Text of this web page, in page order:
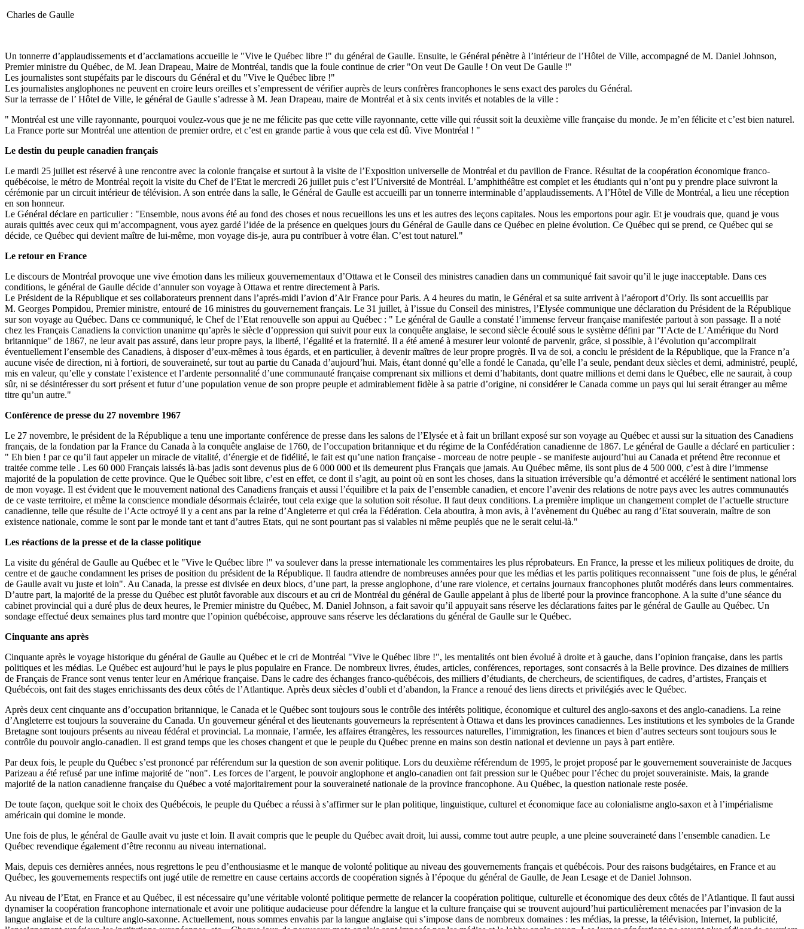
Charles de Gaulle
Un tonnerre d’applaudissements et d’acclamations accueille le "Vive le Québec libre !" du général de Gaulle. Ensuite, le Général pénètre à l’intérieur de l’Hôtel de Ville, accompagné de M. Daniel Johnson,
Premier ministre du Québec, de M. Jean Drapeau, Maire de Montréal, tandis que la foule continue de crier "On veut De Gaulle ! On veut De Gaulle !"
Les journalistes sont stupéfaits par le discours du Général et du "Vive le Québec libre !"
Les journalistes anglophones ne peuvent en croire leurs oreilles et s’empressent de vérifier auprès de leurs confrères francophones le sens exact des paroles du Général.
Sur la terrasse de l’ Hôtel de Ville, le général de Gaulle s’adresse à M. Jean Drapeau, maire de Montréal et à six cents invités et notables de la ville :
" Montréal est une ville rayonnante, pourquoi voulez-vous que je ne me félicite pas que cette ville rayonnante, cette ville qui réussit soit la deuxième ville française du monde. Je m’en félicite et c’est bien naturel.
La France porte sur Montréal une attention de premier ordre, et c’est en grande partie à vous que cela est dû. Vive Montréal ! "
Le destin du peuple canadien français
Le mardi 25 juillet est réservé à une rencontre avec la colonie française et surtout à la visite de l’Exposition universelle de Montréal et du pavillon de France. Résultat de la coopération économique franco-
québécoise, le métro de Montréal reçoit la visite du Chef de l’Etat le mercredi 26 juillet puis c’est l’Université de Montréal. L’amphithéâtre est complet et les étudiants qui n’ont pu y prendre place suivront la
cérémonie par un circuit intérieur de télévision. A son entrée dans la salle, le Général de Gaulle est accueilli par un tonnerre interminable d’applaudissements. A l’Hôtel de Ville de Montréal, a lieu une réception
en son honneur.
Le Général déclare en particulier : "Ensemble, nous avons été au fond des choses et nous recueillons les uns et les autres des leçons capitales. Nous les emportons pour agir. Et je voudrais que, quand je vous
aurais quittés avec ceux qui m’accompagnent, vous ayez gardé l’idée de la présence en quelques jours du Général de Gaulle dans ce Québec en pleine évolution. Ce Québec qui se prend, ce Québec qui se
décide, ce Québec qui devient maître de lui-même, mon voyage dis-je, aura pu contribuer à votre élan. C’est tout naturel."
Le retour en France
Le discours de Montréal provoque une vive émotion dans les milieux gouvernementaux d’Ottawa et le Conseil des ministres canadien dans un communiqué fait savoir qu’il le juge inacceptable. Dans ces
conditions, le général de Gaulle décide d’annuler son voyage à Ottawa et rentre directement à Paris.
Le Président de la République et ses collaborateurs prennent dans l’aprés-midi l’avion d’Air France pour Paris. A 4 heures du matin, le Général et sa suite arrivent à l’aéroport d’Orly. Ils sont accueillis par
M. Georges Pompidou, Premier ministre, entouré de 16 ministres du gouvernement français. Le 31 juillet, à l’issue du Conseil des ministres, l’Elysée communique une déclaration du Président de la République
sur son voyage au Québec. Dans ce communiqué, le Chef de l’Etat renouvelle son appui au Québec : " Le général de Gaulle a constaté l’immense ferveur française manifestée partout à son passage. Il a noté
chez les Français Canadiens la conviction unanime qu’après le siècle d’oppression qui suivit pour eux la conquête anglaise, le second siècle écoulé sous le système défini par "l’Acte de L’Amérique du Nord
britannique" de 1867, ne leur avait pas assuré, dans leur propre pays, la liberté, l’égalité et la fraternité. Il a été amené à mesurer leur volonté de parvenir, grâce, si possible, à l’évolution qu’accomplirait
éventuellement l’ensemble des Canadiens, à disposer d’eux-mêmes à tous égards, et en particulier, à devenir maîtres de leur propre progrès. Il va de soi, a conclu le président de la République, que la France n’a
aucune visée de direction, ni à fortiori, de souveraineté, sur tout au partie du Canada d’aujourd’hui. Mais, étant donné qu’elle a fondé le Canada, qu’elle l’a seule, pendant deux siècles et demi, administré, peuplé,
mis en valeur, qu’elle y constate l’existence et l’ardente personnalité d’une communauté française comprenant six millions et demi d’habitants, dont quatre millions et demi dans le Québec, elle ne saurait, à coup
sûr, ni se désintéresser du sort présent et futur d’une population venue de son propre peuple et admirablement fidèle à sa patrie d’origine, ni considérer le Canada comme un pays qui lui serait étranger au même
titre qu’un autre."
Conférence de presse du 27 novembre 1967
Le 27 novembre, le président de la République a tenu une importante conférence de presse dans les salons de l’Elysée et à fait un brillant exposé sur son voyage au Québec et aussi sur la situation des Canadiens
français, de la fondation par la France du Canada à la conquête anglaise de 1760, de l’occupation britannique et du régime de la Confédération canadienne de 1867. Le général de Gaulle a déclaré en particulier :
" Eh bien ! par ce qu’il faut appeler un miracle de vitalité, d’énergie et de fidélité, le fait est qu’une nation française - morceau de notre peuple - se manifeste aujourd’hui au Canada et prétend être reconnue et
traitée comme telle . Les 60 000 Français laissés là-bas jadis sont devenus plus de 6 000 000 et ils demeurent plus Français que jamais. Au Québec même, ils sont plus de 4 500 000, c’est à dire l’immense
majorité de la population de cette province. Que le Québec soit libre, c’est en effet, ce dont il s’agit, au point où en sont les choses, dans la situation irréversible qu’a démontré et accéléré le sentiment national lors
de mon voyage. Il est évident que le mouvement national des Canadiens français et aussi l’équilibre et la paix de l’ensemble canadien, et encore l’avenir des relations de notre pays avec les autres communautés
de ce vaste territoire, et même la conscience mondiale désormais éclairée, tout cela exige que la solution soit résolue. Il faut deux conditions. La première implique un changement complet de l’actuelle structure
canadienne, telle que résulte de l’Acte octroyé il y a cent ans par la reine d’Angleterre et qui créa la Fédération. Cela aboutira, à mon avis, à l’avènement du Québec au rang d’Etat souverain, maître de son
existence nationale, comme le sont par le monde tant et tant d’autres Etats, qui ne sont pourtant pas si valables ni même peuplés que ne le serait celui-là."
Les réactions de la presse et de la classe politique
La visite du général de Gaulle au Québec et le "Vive le Québec libre !" va soulever dans la presse internationale les commentaires les plus réprobateurs. En France, la presse et les milieux politiques de droite, du
centre et de gauche condamnent les prises de position du président de la République. Il faudra attendre de nombreuses années pour que les médias et les partis politiques reconnaissent "une fois de plus, le général
de Gaulle avait vu juste et loin". Au Canada, la presse est divisée en deux blocs, d’une part, la presse anglophone, d’une rare violence, et certains journaux francophones plutôt modérés dans leurs commentaires.
D’autre part, la majorité de la presse du Québec est plutôt favorable aux discours et au cri de Montréal du général de Gaulle appelant à plus de liberté pour la province francophone. A la suite d’une séance du
cabinet provincial qui a duré plus de deux heures, le Premier ministre du Québec, M. Daniel Johnson, a fait savoir qu’il appuyait sans réserve les déclarations faites par le général de Gaulle au Québec. Un
sondage effectué deux semaines plus tard montre que l’opinion québécoise, approuve sans réserve les déclarations du général de Gaulle sur le Québec.
Cinquante ans après
Cinquante après le voyage historique du général de Gaulle au Québec et le cri de Montréal "Vive le Québec libre !", les mentalités ont bien évolué à droite et à gauche, dans l’opinion française, dans les partis
politiques et les médias. Le Québec est aujourd’hui le pays le plus populaire en France. De nombreux livres, études, articles, conférences, reportages, sont consacrés à la Belle province. Des dizaines de milliers
de Français de France sont venus tenter leur en Amérique française. Dans le cadre des échanges franco-québécois, des milliers d’étudiants, de chercheurs, de scientifiques, de cadres, d’artistes, Français et
Québécois, ont fait des stages enrichissants des deux côtés de l’Atlantique. Après deux siècles d’oubli et d’abandon, la France a renoué des liens directs et privilégiés avec le Québec.
Après deux cent cinquante ans d’occupation britannique, le Canada et le Québec sont toujours sous le contrôle des intérêts politique, économique et culturel des anglo-saxons et des anglo-canadiens. La reine
d’Angleterre est toujours la souveraine du Canada. Un gouverneur général et des lieutenants gouverneurs la représentent à Ottawa et dans les provinces canadiennes. Les institutions et les symboles de la Grande
Bretagne sont toujours présents au niveau fédéral et provincial. La monnaie, l’armée, les affaires étrangères, les ressources naturelles, l’immigration, les finances et bien d’autres secteurs sont toujours sous le
contrôle du pouvoir anglo-canadien. Il est grand temps que les choses changent et que le peuple du Québec prenne en mains son destin national et devienne un pays à part entière.
Par deux fois, le peuple du Québec s’est prononcé par référendum sur la question de son avenir politique. Lors du deuxième référendum de 1995, le projet proposé par le gouvernement souverainiste de Jacques
Parizeau a été refusé par une infime majorité de "non". Les forces de l’argent, le pouvoir anglophone et anglo-canadien ont fait pression sur le Québec pour l’échec du projet souverainiste. Mais, la grande
majorité de la nation canadienne française du Québec a voté majoritairement pour la souveraineté nationale de la province francophone. Au Québec, la question nationale reste posée.
De toute façon, quelque soit le choix des Québécois, le peuple du Québec a réussi à s’affirmer sur le plan politique, linguistique, culturel et économique face au colonialisme anglo-saxon et à l’impérialisme
américain qui domine le monde.
Une fois de plus, le général de Gaulle avait vu juste et loin. Il avait compris que le peuple du Québec avait droit, lui aussi, comme tout autre peuple, a une pleine souveraineté dans l’ensemble canadien. Le
Québec revendique également d’être reconnu au niveau international.
Mais, depuis ces dernières années, nous regrettons le peu d’enthousiasme et le manque de volonté politique au niveau des gouvernements français et québécois. Pour des raisons budgétaires, en France et au
Québec, les gouvernements respectifs ont jugé utile de remettre en cause certains accords de coopération signés à l’époque du général de Gaulle, de Jean Lesage et de Daniel Johnson.
Au niveau de l’Etat, en France et au Québec, il est nécessaire qu’une véritable volonté politique permette de relancer la coopération politique, culturelle et économique des deux côtés de l’Atlantique. Il faut aussi
dynamiser la coopération francophone internationale et avoir une politique audacieuse pour défendre la langue et la culture française qui se trouvent aujourd’hui particulièrement menacées par l’invasion de la
langue anglaise et de la culture anglo-saxonne. Actuellement, nous sommes envahis par la langue anglaise qui s’impose dans de nombreux domaines : les médias, la presse, la télévision, Internet, la publicité,